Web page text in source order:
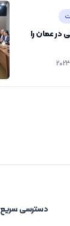
در عمان را
دسترسی سریع